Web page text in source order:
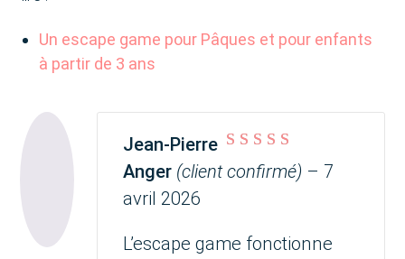
Un escape game pour Pâques et pour enfants
à partir de 3 ans
Note5 sur 5
Jean-Pierre
Anger (client confirmé) – 7
avril 2026
L’escape game fonctionne